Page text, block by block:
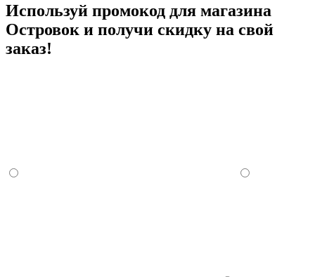
Используй промокод для магазина
Островок и получи скидку на свой
заказ!